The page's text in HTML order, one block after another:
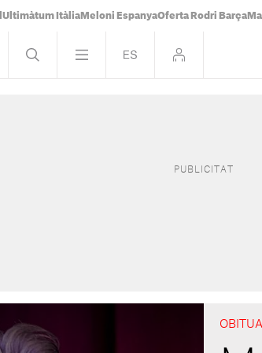
Ultimàtum Itàlia Meloni EspanyaOferta Rodri Barça